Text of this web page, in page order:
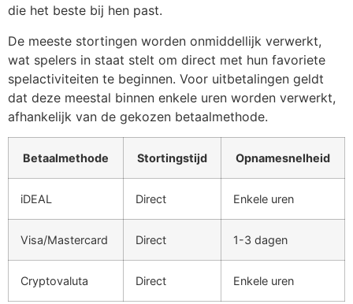
die het beste bij hen past.
De meeste stortingen worden onmiddellijk verwerkt,
wat spelers in staat stelt om direct met hun favoriete
spelactiviteiten te beginnen. Voor uitbetalingen geldt
dat deze meestal binnen enkele uren worden verwerkt,
afhankelijk van de gekozen betaalmethode.
Betaalmethode Stortingstijd Opnamesnelheid
iDEAL Direct Enkele uren
Visa/Mastercard Direct 1-3 dagen
Cryptovaluta Direct Enkele uren